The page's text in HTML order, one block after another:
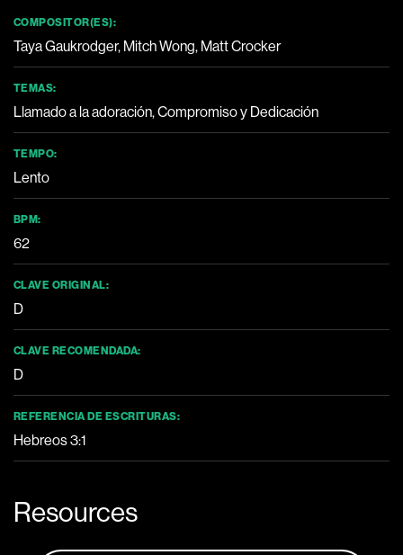
COMPOSITOR(ES):
Taya Gaukrodger, Mitch Wong, Matt Crocker
TEMAS:
Llamado a la adoración, Compromiso y Dedicación
TEMPO:
Lento
BPM:
62
CLAVE ORIGINAL:
D
CLAVE RECOMENDADA:
D
REFERENCIA DE ESCRITURAS:
Hebreos 3:1
Resources